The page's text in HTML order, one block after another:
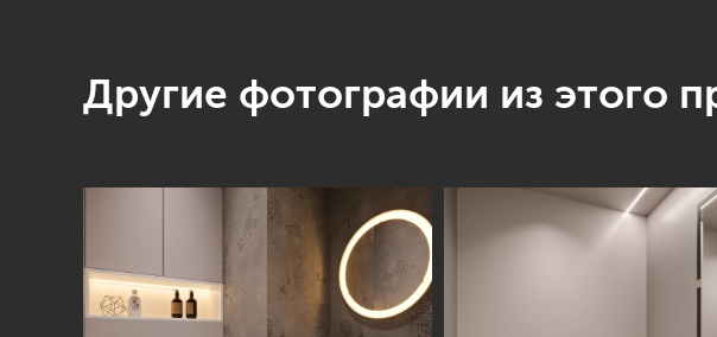
Другие фотографии из этого